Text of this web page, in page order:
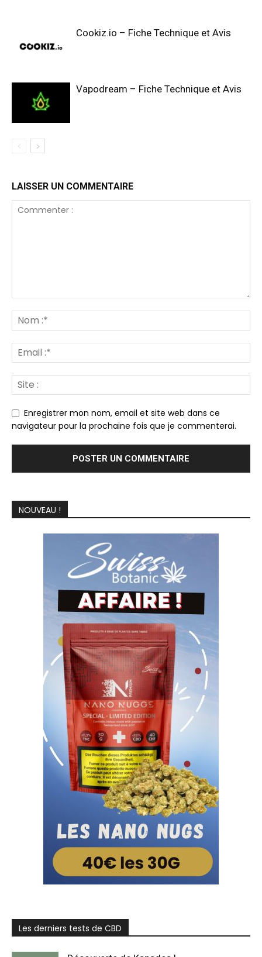
Cookiz.io – Fiche Technique et Avis
Vapodream – Fiche Technique et Avis
LAISSER UN COMMENTAIRE
Enregistrer mon nom, email et site web dans ce
navigateur pour la prochaine fois que je commenterai.
NOUVEAU !
Les derniers tests de CBD